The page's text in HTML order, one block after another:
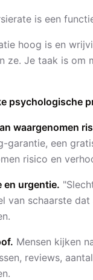
is een
hoog is en
ze. Je taak is om
psychologische
waargenomen
garantie, een
risico en
en urgentie.
van schaarste
Mensen kijken
reviews,